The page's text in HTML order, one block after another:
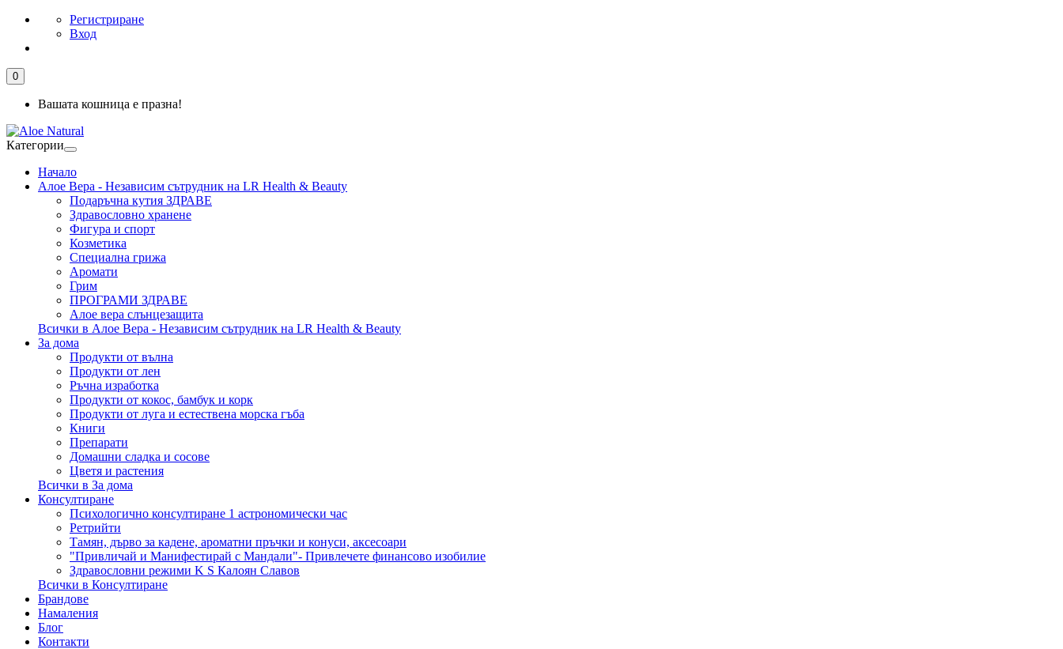
Регистриране
Вход
0
Вашата кошница е празна!
Категории
Начало
Алое Вера - Независим сътрудник на LR Health & Beauty
Подаръчна кутия ЗДРАВЕ
Здравословно хранене
Фигура и спорт
Козметика
Специална грижа
Аромати
Грим
ПРОГРАМИ ЗДРАВЕ
Алое вера слънцезащита
Всички в Алое Вера - Независим сътрудник на LR Health & Beauty
За дома
Продукти от вълна
Продукти от лен
Ръчна изработка
Продукти от кокос, бамбук и корк
Продукти от луга и естествена морска гъба
Книги
Препарати
Домашни сладка и сосове
Цветя и растения
Всички в За дома
Консултиране
Психологично консултиране 1 астрономически час
Ретрийти
Тамян, дърво за кадене, ароматни пръчки и конуси, аксесоари
"Привличай и Манифестирай с Мандали"- Привлечете финансово изобилие
Здравословни режими K S Калоян Славов
Всички в Консултиране
Брандове
Намаления
Блог
Контакти